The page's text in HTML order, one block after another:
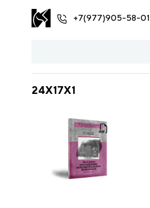
+7(977)905-58-01
24Х17Х1